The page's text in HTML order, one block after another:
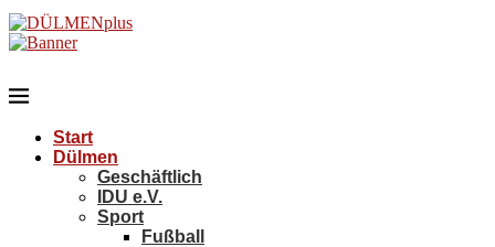
Start
Dülmen
Geschäftlich
IDU e.V.
Sport
Fußball